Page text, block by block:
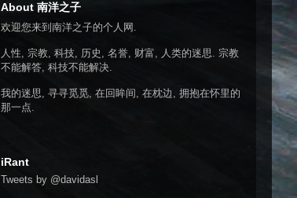
About 南洋之子
欢迎您来到南洋之子的个人网.
人性, 宗教, 科技, 历史, 名誉, 财富, 人类的迷思. 宗教
不能解答, 科技不能解决.
我的迷思, 寻寻觅觅, 在回眸间, 在枕边, 拥抱在怀里的
那一点.
iRant
Tweets by @davidasl